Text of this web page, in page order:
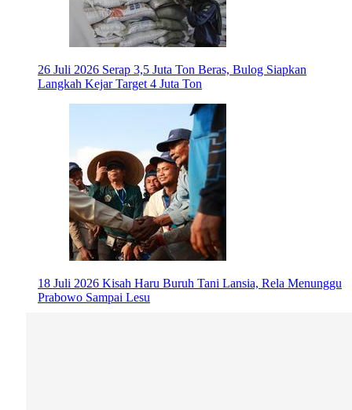
26 Juli 2026 Serap 3,5 Juta Ton Beras, Bulog Siapkan
Langkah Kejar Target 4 Juta Ton
18 Juli 2026 Kisah Haru Buruh Tani Lansia, Rela Menunggu
Prabowo Sampai Lesu